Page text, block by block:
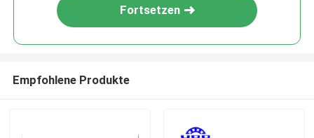
Fortsetzen
Empfohlene Produkte